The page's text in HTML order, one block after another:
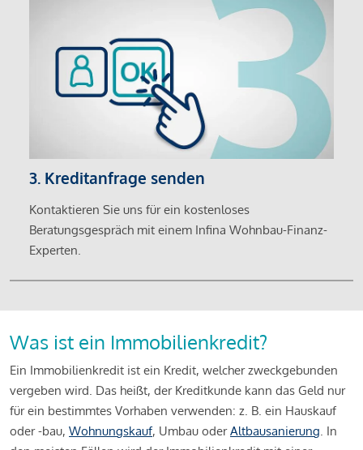
3. Kreditanfrage senden
Kontaktieren Sie uns für ein kostenloses
Beratungsgespräch mit einem Infina Wohnbau-Finanz-
Experten.
Was ist ein Immobilienkredit?
Ein Immobilienkredit ist ein Kredit, welcher zweckgebunden
vergeben wird. Das heißt, der Kreditkunde kann das Geld nur
für ein bestimmtes Vorhaben verwenden: z. B. ein Hauskauf
oder -bau, Wohnungskauf, Umbau oderAltbausanierung. In